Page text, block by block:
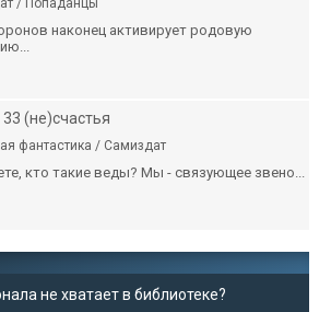
наконец активирует родовую
(не)счастья
фантастика / Самиздат
кто такие веды? Мы - связующее звено...
не хватает в библиотеке?